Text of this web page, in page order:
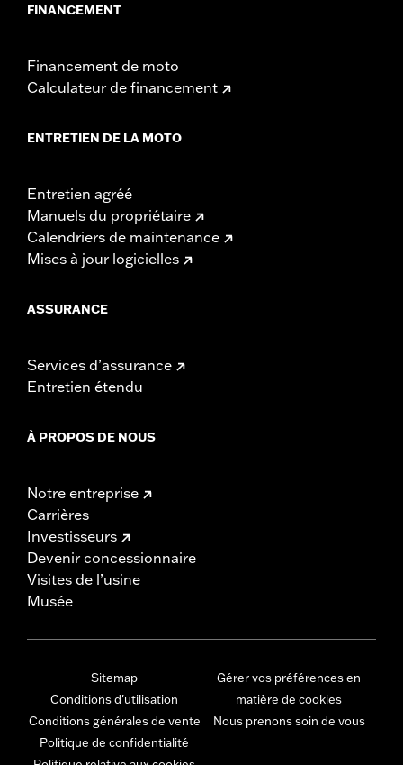
FINANCEMENT
Financement de moto
Calculateur de financement
ENTRETIEN DE LA MOTO
Entretien agréé
Manuels du propriétaire
Calendriers de maintenance
Mises à jour logicielles
ASSURANCE
Services d’assurance
Entretien étendu
À PROPOS DE NOUS
Notre entreprise
Carrières
Investisseurs
Devenir concessionnaire
Visites de l’usine
Musée
Sitemap
Conditions d'utilisation
Conditions générales de vente
Politique de confidentialité
Gérer vos préférences en
matière de cookies
Nous prenons soin de vous